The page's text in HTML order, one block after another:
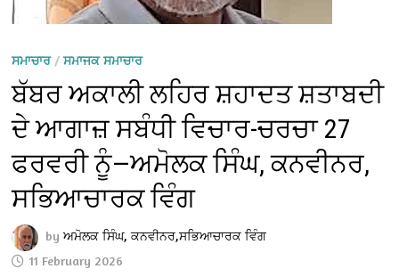
ਸਮਾਚਾਰ/ਸਮਾਜਕ ਸਮਾਚਾਰ
ਬੱਬਰ ਅਕਾਲੀ ਲਹਿਰ ਸ਼ਹਾਦਤ ਸ਼ਤਾਬਦੀ
ਦੇ ਆਗਾਜ਼ ਸਬੰਧੀ ਵਿਚਾਰ-ਚਰਚਾ 27
ਫਰਵਰੀ ਨੂੰ—ਅਮੋਲਕ ਸਿੰਘ, ਕਨਵੀਨਰ,
ਸਭਿਆਚਾਰਕ ਵਿੰਗ
byਅਮੋਲਕ ਸਿੰਘ, ਕਨਵੀਨਰ,ਸਭਿਆਚਾਰਕ ਵਿੰਗ
11 February 2026